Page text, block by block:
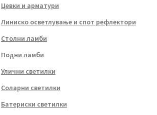
Цевки и арматури
Линиско осветлување и спот рефлектори
Столни ламби
Подни ламби
Улични светилки
Соларни светилки
Батериски светилки